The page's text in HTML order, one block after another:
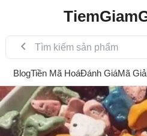
BlogTiền Mã HoáĐánh GiáMã